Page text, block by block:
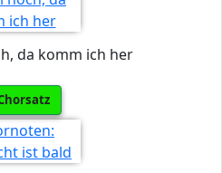
da komm ich her